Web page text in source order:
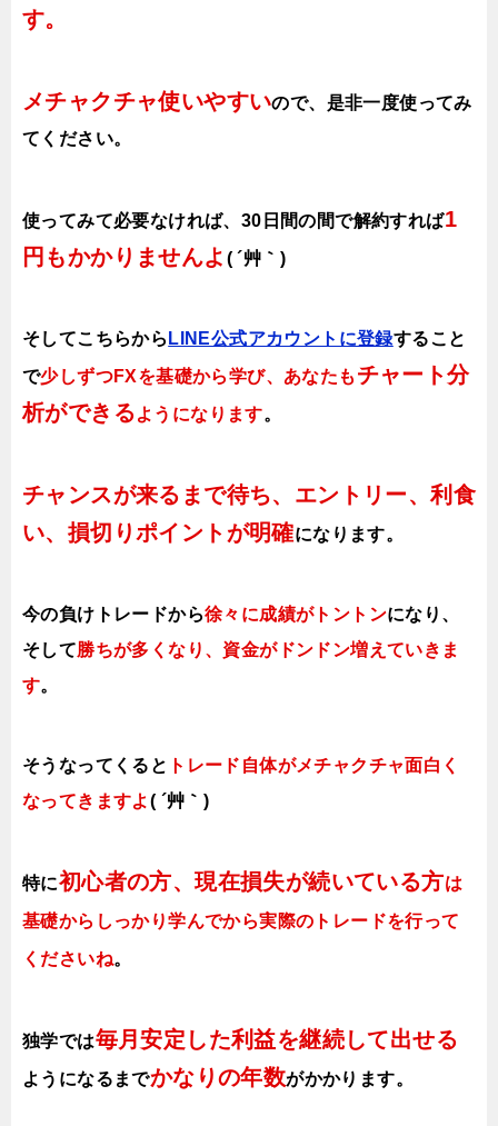
す。
メチャクチャ使いやすいので、 是非一度使ってみ
てください。
使ってみて必要なければ、30日間の間で解約すれば1
円もかかりませんよ ( ´艸｀)
そしてこちらから LINE公式アカウントに登録すること
で少しずつFXを基礎から学び、あなたも チャート分
析ができるようになります。
チャンスが来るまで待ち、エントリー、利食
い、損切りポイントが明確になります。
今の負けトレードから徐々に成績がトントンになり、
そして勝ちが多くなり、資金がドンドン増えていきま
す。
そうなってくると トレード自体がメチャクチャ面白く
なってきますよ ( ´艸｀)
特に初心者の方、現在損失が続いている方は
基礎からしっかり学んでから実際のトレードを行って
くださいね。
独学では毎月安定した利益を継続して出せる
ようになるまでかなりの年数がかかります。